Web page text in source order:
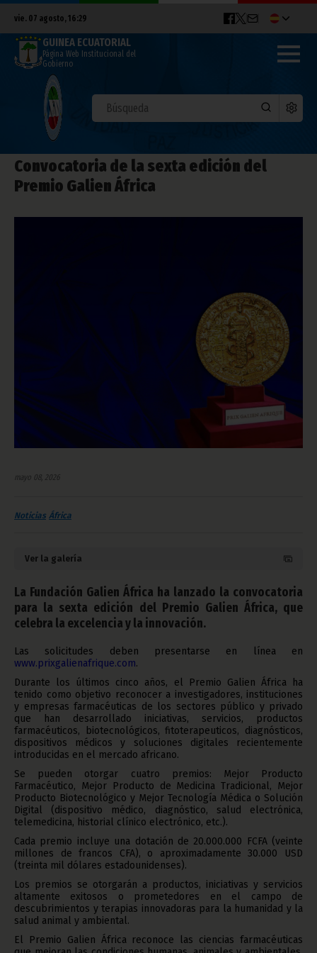
vie. 07 agosto, 16:29
GUINEA ECUATORIAL
Página Web Institucional del
Gobierno
Convocatoria de la sexta edición del
Premio Galien África
mayo 08, 2026
Noticias África
Ver la galería
La Fundación Galien África ha lanzado la convocatoria
para la sexta edición del Premio Galien África, que
celebra la excelencia y la innovación.
Las solicitudes deben presentarse en línea en
www.prixgalienafrique.com.
Durante los últimos cinco años, el Premio Galien África ha
tenido como objetivo reconocer a investigadores, instituciones
y empresas farmacéuticas de los sectores público y privado
que han desarrollado iniciativas, servicios, productos
farmacéuticos, biotecnológicos, fitoterapeuticos, diagnósticos,
dispositivos médicos y soluciones digitales recientemente
introducidas en el mercado africano.
Se pueden otorgar cuatro premios: Mejor Producto
Farmacéutico, Mejor Producto de Medicina Tradicional, Mejor
Producto Biotecnológico y Mejor Tecnología Médica o Solución
Digital (dispositivo médico, diagnóstico, salud electrónica,
telemedicina, historial clínico electrónico, etc.).
Cada premio incluye una dotación de 20.000.000 FCFA (veinte
millones de francos CFA), o aproximadamente 30.000 USD
(treinta mil dólares estadounidenses).
Los premios se otorgarán a productos, iniciativas y servicios
altamente exitosos o prometedores en el campo de
descubrimientos y terapias innovadoras para la humanidad y la
salud animal y ambiental.
El Premio Galien África reconoce las ciencias farmacéuticas